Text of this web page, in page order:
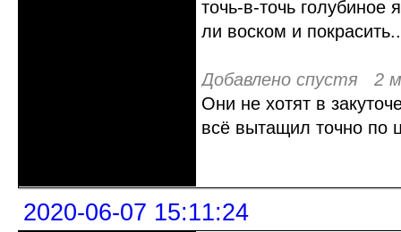
точь-в-точь голубиное
ли воском и
Добавлено спустя 2
Они не хотят в
всё вытащил точно по
2020-06-07 15:11:24